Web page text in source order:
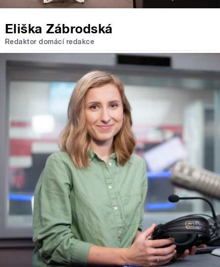
Eliška Zábrodská
Redaktor domácí redakce